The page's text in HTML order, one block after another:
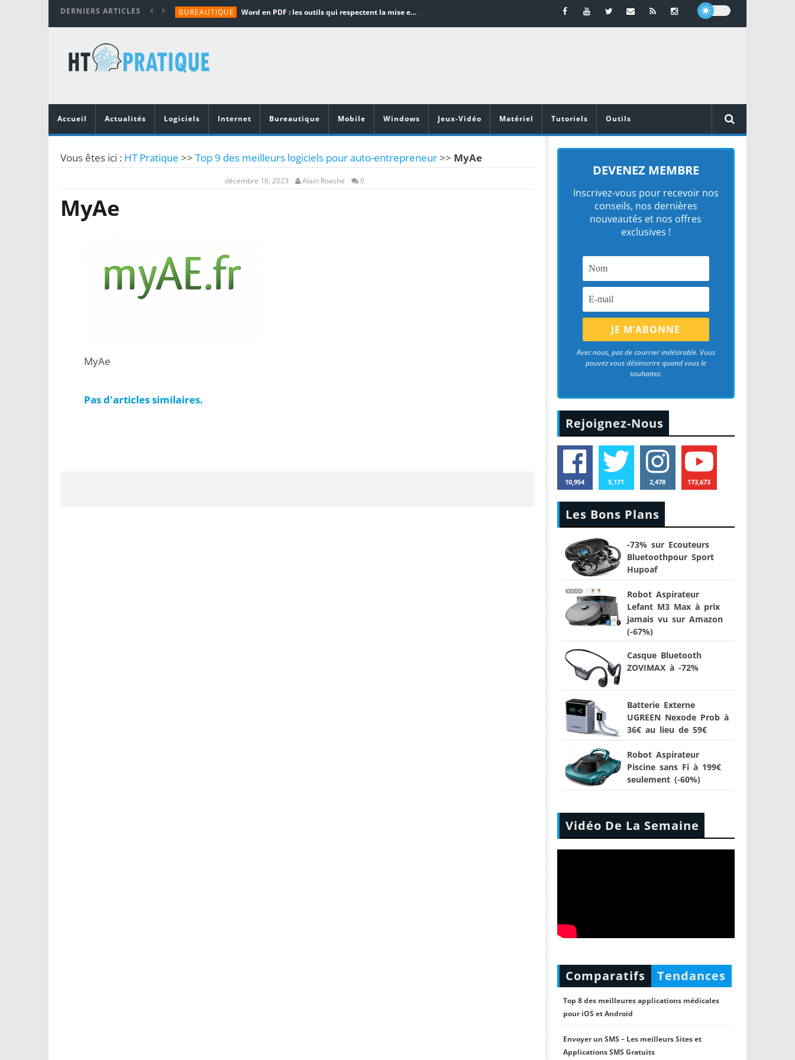
DERNIERS ARTICLES BUREAUTIQUE Word en PDF : les outils qui respectent la mise en page
TUTORIALS
MATÉRIEL
Vidéoprojecteurs Asus : Top 6 des meilleurs modèles de la marque
Accueil
Actualités Logiciels Internet Bureautique Mobile Windows Jeux-Vidéo Matériel Tutoriels Outils
Vous êtes ici : HT Pratique >> Top 9 des meilleurs logiciels pour auto-entrepreneur>> MyAe
décembre 16, 2023 Alain Roache 0
MyAe
MyAe
Pas d'articles similaires.
DEVENEZ MEMBRE
Inscrivez-vous pour recevoir nos
conseils, nos dernières
nouveautés et nos offres
exclusives !
Avec nous, pas de courrier indésirable. Vous
pouvez vous désinscrire quand vous le
souhaitez.
Rejoignez-Nous
10,954 5,171 2,478 173,673
Les Bons Plans
-73% sur Ecouteurs
Bluetoothpour Sport
Hupoaf
Robot Aspirateur
Lefant M3 Max à prix
jamais vu sur Amazon
(-67%)
Casque Bluetooth
ZOVIMAX à -72%
Batterie Externe
UGREEN Nexode Prob à
36€ au lieu de 59€
Robot Aspirateur
Piscine sans Fi à 199€
seulement (-60%)
Vidéo De La Semaine
Comparatifs Tendances
Top 8 des meilleures applications médicales
pour iOS et Android
Envoyer un SMS – Les meilleurs Sites et
Applications SMS Gratuits